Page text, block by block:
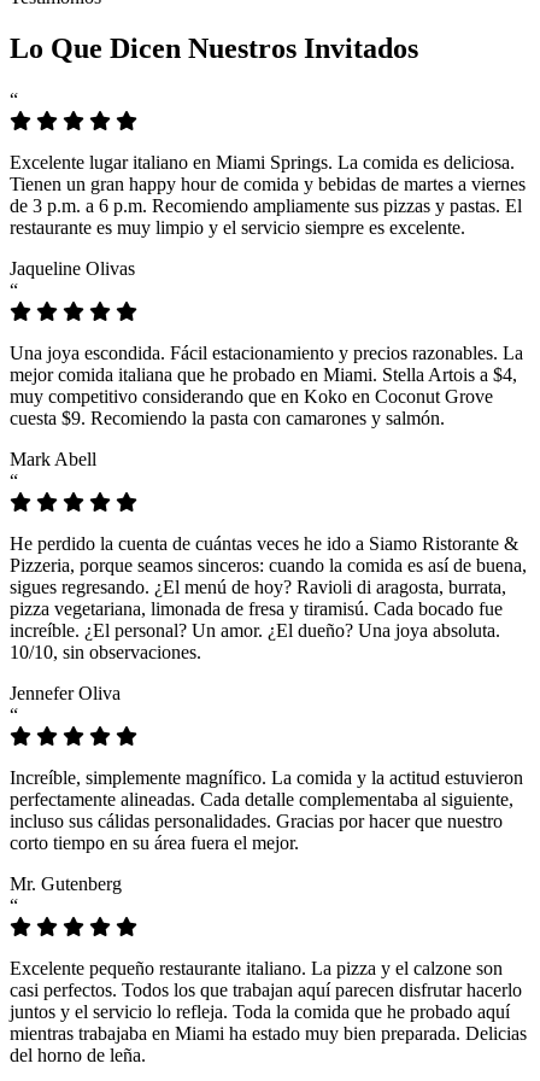
Lo Que Dicen Nuestros Invitados
“
Excelente lugar italiano en Miami Springs. La comida es deliciosa.
Tienen un gran happy hour de comida y bebidas de martes a viernes
de 3 p.m. a 6 p.m. Recomiendo ampliamente sus pizzas y pastas. El
restaurante es muy limpio y el servicio siempre es excelente.
Jaqueline Olivas
“
Una joya escondida. Fácil estacionamiento y precios razonables. La
mejor comida italiana que he probado en Miami. Stella Artois a $4,
muy competitivo considerando que en Koko en Coconut Grove
cuesta $9. Recomiendo la pasta con camarones y salmón.
Mark Abell
“
He perdido la cuenta de cuántas veces he ido a Siamo Ristorante &
Pizzeria, porque seamos sinceros: cuando la comida es así de buena,
sigues regresando. ¿El menú de hoy? Ravioli di aragosta, burrata,
pizza vegetariana, limonada de fresa y tiramisú. Cada bocado fue
increíble. ¿El personal? Un amor. ¿El dueño? Una joya absoluta.
10/10, sin observaciones.
Jennefer Oliva
“
Increíble, simplemente magnífico. La comida y la actitud estuvieron
perfectamente alineadas. Cada detalle complementaba al siguiente,
incluso sus cálidas personalidades. Gracias por hacer que nuestro
corto tiempo en su área fuera el mejor.
Mr. Gutenberg
“
Excelente pequeño restaurante italiano. La pizza y el calzone son
casi perfectos. Todos los que trabajan aquí parecen disfrutar hacerlo
juntos y el servicio lo refleja. Toda la comida que he probado aquí
mientras trabajaba en Miami ha estado muy bien preparada. Delicias
del horno de leña.